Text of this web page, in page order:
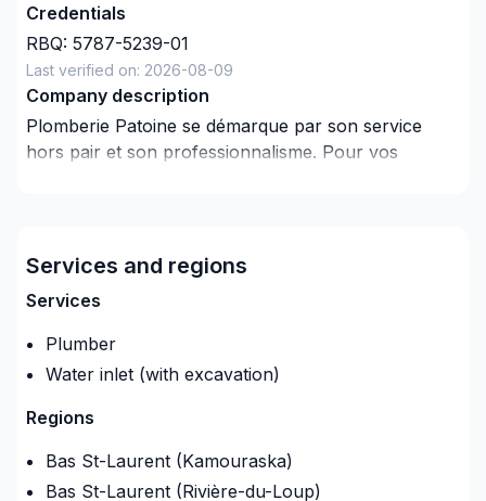
Credentials
RBQ: 5787-5239-01
Last verified on: 2026-08-09
Company description
Plomberie Patoine se démarque par son service
hors pair et son professionnalisme. Pour vos
-Pose ecran de verre ainsi que porte de douche
-Réfection de tuyauterie, de drainage et
drain de plancher, réseau d'évacuation, fosse de
retenue, pompe pluviale et sanitaire.
Services and regions
Services
Plumber
Water inlet (with excavation)
Regions
Bas St-Laurent (Kamouraska)
Bas St-Laurent (Rivière-du-Loup)